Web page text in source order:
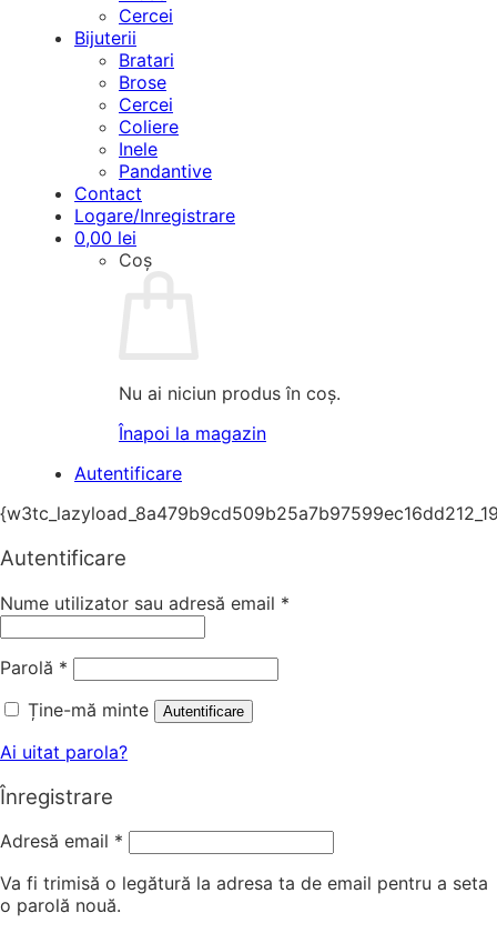
Cercei
Bijuterii
Bratari
Brose
Cercei
Coliere
Inele
Pandantive
Contact
Logare/Inregistrare
0,00 lei
Coș
Nu ai niciun produs în coș.
Înapoi la magazin
Autentificare
Autentificare
Nume utilizator sau adresă email *
Parolă *
Ține-mă minte
Autentificare
Ai uitat parola?
Înregistrare
Adresă email *
Va fi trimisă o legătură la adresa ta de email pentru a seta
o parolă nouă.